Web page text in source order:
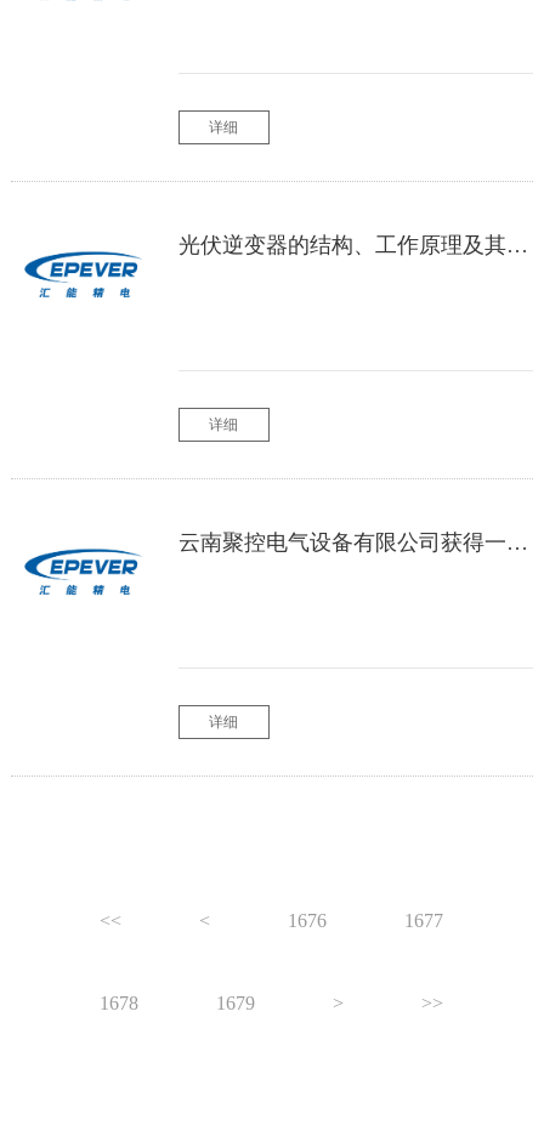
详细
光伏逆变器的结构、工作原理及其配置选型
详细
云南聚控电气设备有限公司获得一种高压配电柜用接线防护组织专利起到更好的固定防护作用
详细
<< < 1676 1677
1678 1679 > >>